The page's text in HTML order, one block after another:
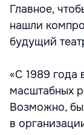
Главное,
нашли
будущий
«С 1989 года
масштабных
Возможно,
в